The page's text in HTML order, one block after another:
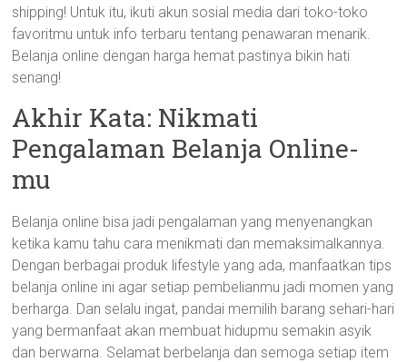
shipping! Untuk itu, ikuti akun sosial media dari toko-toko
favoritmu untuk info terbaru tentang penawaran menarik.
Belanja online dengan harga hemat pastinya bikin hati
senang!
Akhir Kata: Nikmati
Pengalaman Belanja Online-
mu
Belanja online bisa jadi pengalaman yang menyenangkan
ketika kamu tahu cara menikmati dan memaksimalkannya.
Dengan berbagai produk lifestyle yang ada, manfaatkan tips
belanja online ini agar setiap pembelianmu jadi momen yang
berharga. Dan selalu ingat, pandai memilih barang sehari-hari
yang bermanfaat akan membuat hidupmu semakin asyik
dan berwarna. Selamat berbelanja dan semoga setiap item